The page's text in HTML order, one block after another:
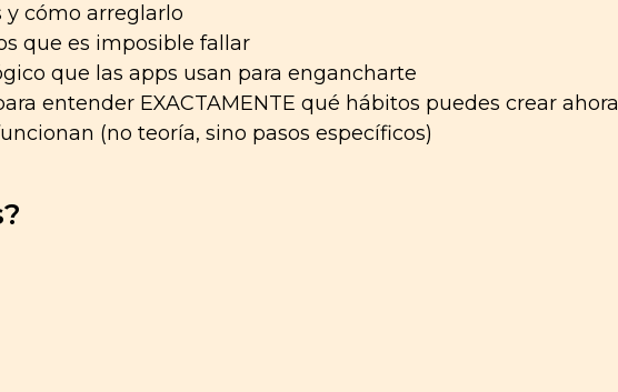
cómo arreglarlo
que es imposible fallar
que las apps usan para engancharte
entender EXACTAMENTE qué hábitos puedes crear ahora
(no teoría, sino pasos específicos)